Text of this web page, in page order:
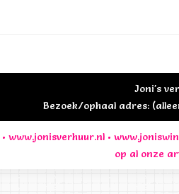
Joni's
Bezoek/ophaal adres:
• www.jonisverhuur.nl •
op al onze